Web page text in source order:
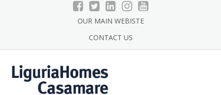
OUR MAIN WEBISTE
CONTACT US